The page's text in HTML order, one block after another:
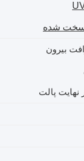
سخت شده
نهایت پالت